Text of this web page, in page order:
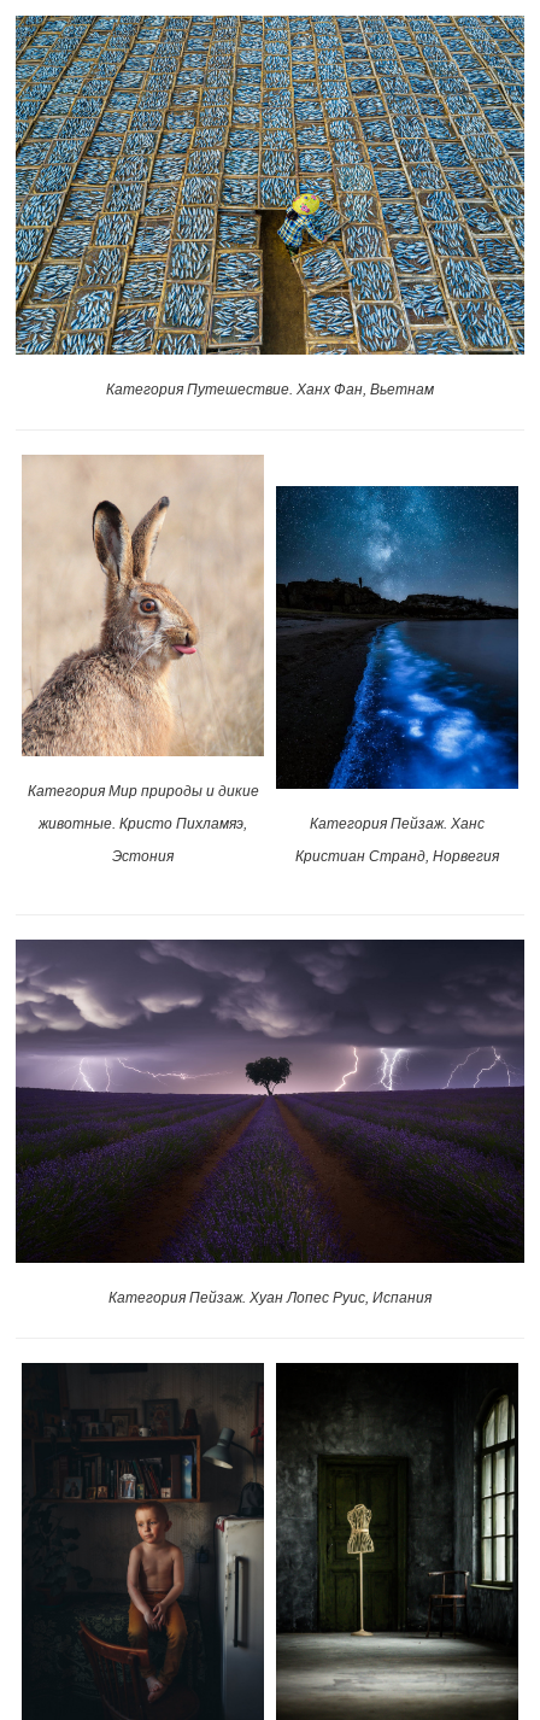
Категория Путешествие. Ханх Фан, Вьетнам
Категория Мир природы и дикие
животные. Кристо Пихламяэ,
Эстония
Категория Пейзаж. Ханс
Кристиан Странд, Норвегия
Категория Пейзаж. Хуан Лопес Руис, Испания